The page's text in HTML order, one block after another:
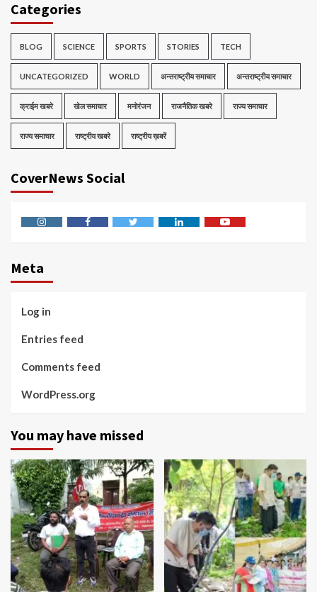
Categories
BLOG SCIENCE SPORTS STORIES TECH
UNCATEGORIZED WORLD अन्तराष्ट्रीय समाचार अन्तराष्ट्रीय समाचार
क्राईम खबरे खेल समाचार मनोरंजन राजनैतिक खबरे राज्य समाचार
राज्य समाचार राष्ट्रीय खबरे राष्ट्रीय ख़बरें
CoverNews Social
Meta
Log in
Entries feed
Comments feed
WordPress.org
You may have missed